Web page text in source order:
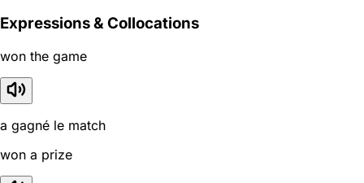
Expressions & Collocations
won the game
a gagné le match
won a prize